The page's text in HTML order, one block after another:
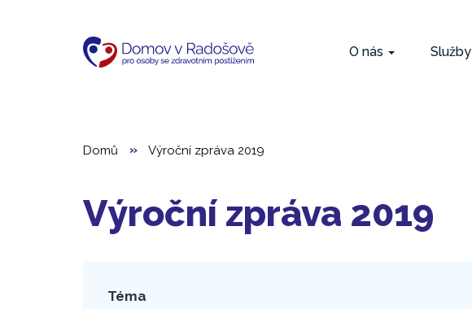
navigace
O nás Služby
Domů Výroční zpráva 2019
Výroční zpráva 2019
Téma